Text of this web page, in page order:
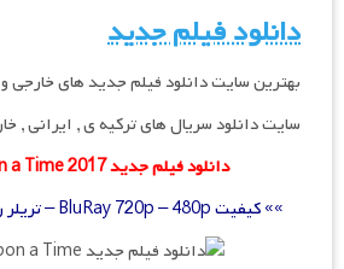
دانلود فیلم جدید
بهترین سایت دانلود فیلم جدید های خارجی
سایت دانلود سریال های ترکیه ی , ایرانی ,
دانلود فیلم جدید Once Upon a Time 2017
»» کیفیت BluRay 720p – 480p – تریلر رسمی فیلم جدید ««